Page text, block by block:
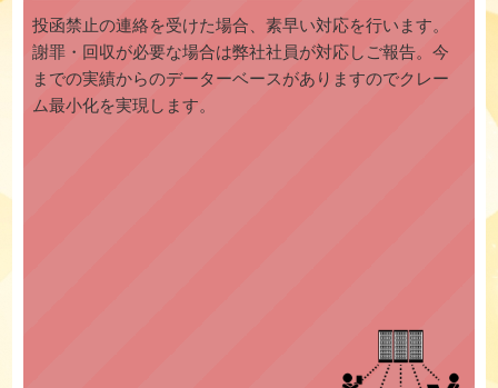
投函禁止の連絡を受けた場合、素早い対応を行います。
謝罪・回収が必要な場合は弊社社員が対応しご報告。今
までの実績からのデーターベースがありますのでクレー
ム最小化を実現します。